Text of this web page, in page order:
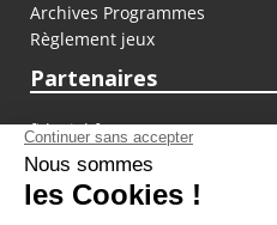
Archives Programmes
Règlement jeux
Partenaires
fiducial.fr
lyoncapitale.fr
olympique-et-lyonnais.com